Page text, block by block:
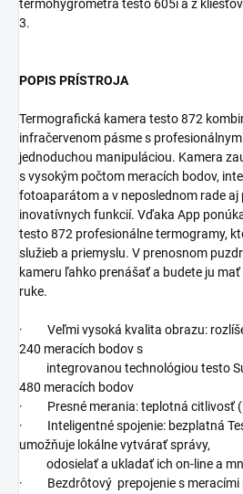
termohygrometra testo 605i a z
3.
POPIS PRÍSTROJA
Termografická kamera testo 872
infračervenom pásme s
jednoduchou manipuláciou. Kamera
s vysokým počtom meracích bodov,
fotoaparátom a v neposlednom rade
inovatívnych funkcií. Vďaka App
testo 872 profesionálne termogramy,
služieb a priemyslu. V prenosnom
kameru ľahko prenášať a budete ju
ruke.
· Veľmi vysoká kvalita obrazu:
240 meracích bodov s
integrovanou technológiou testo
480 meracích bodov
· Presné merania: teplotná citlivosť
· Inteligentné spojenie: bezplatná
umožňuje lokálne vytvárať správy,
odosielať a ukladať ich on-line a
· Bezdrôtový prepojenie s meracími